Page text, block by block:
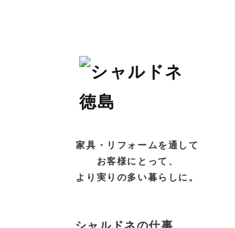
家具・リフォームを通して
お客様にとって、
より実りの多い暮らしに。